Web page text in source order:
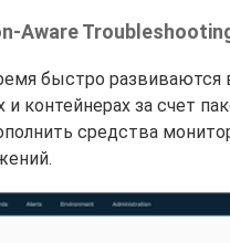
Aware
быстро
контейнерах за счет
средства